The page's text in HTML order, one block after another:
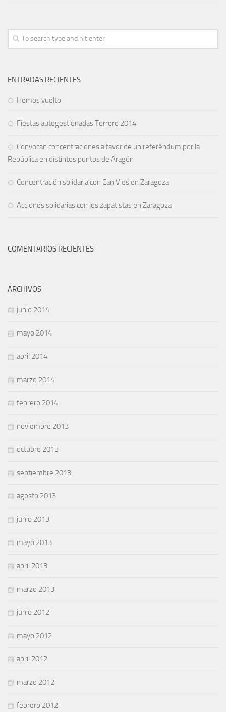
ENTRADAS RECIENTES
Hemos vuelto
Fiestas autogestionadas Torrero 2014
Convocan concentraciones a favor de un referéndum por la
República en distintos puntos de Aragón
Concentración solidaria con Can Vies en Zaragoza
Acciones solidarias con los zapatistas en Zaragoza
COMENTARIOS RECIENTES
ARCHIVOS
junio 2014
mayo 2014
abril 2014
marzo 2014
febrero 2014
noviembre 2013
octubre 2013
septiembre 2013
agosto 2013
junio 2013
mayo 2013
abril 2013
marzo 2013
junio 2012
mayo 2012
abril 2012
marzo 2012
febrero 2012